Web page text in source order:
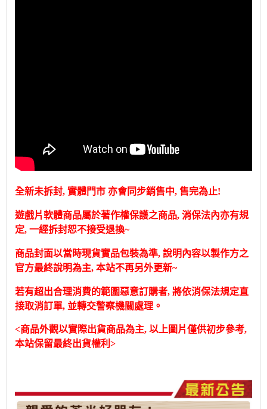
全新未拆封, 實體門市 亦會同步銷售中, 售完為止!
遊戲片軟體商品屬於著作權保護之商品, 消保法內亦有規
定, 一經拆封恕不接受退換~
商品封面以當時現貨實品包裝為準, 說明內容以製作方之
官方最終說明為主, 本站不再另外更新~
若有超出合理消費的範圍惡意訂購者, 將依消保法規定直
接取消訂單, 並轉交警察機關處理。
<商品外觀以實際出貨商品為主, 以上圖片僅供初步參考,
本站保留最終出貨權利>